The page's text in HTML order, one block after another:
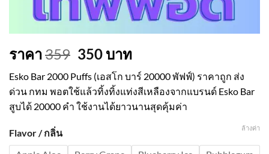
ราคา359 Original
price
was:
359.
350Current
price
is:
350.
บาท
Esko Bar 2000 Puffs (เอสโก บาร์ 20000 พัฟฟ์) ราคาถูก ส่ง
ด่วน กทม พอตใช้แล้วทิ้งทิ้งแท่งสีเหลืองจากแบรนด์ Esko Bar
สูบได้ 20000 คำ ใช้งานได้ยาวนานสุดคุ้มค่า
Flavor / กลิ่น
ล้างค่า